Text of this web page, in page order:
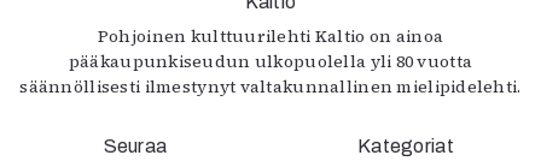
Info
Tilaus ja irtonumerot
Yhteistyössä
Pohjoinen kulttuurilehti Kaltio on ainoa
pääkaupunkiseudun ulkopuolella yli 80 vuotta
säännöllisesti ilmestynyt valtakunnallinen mielipidelehti.
Seuraa Kategoriat